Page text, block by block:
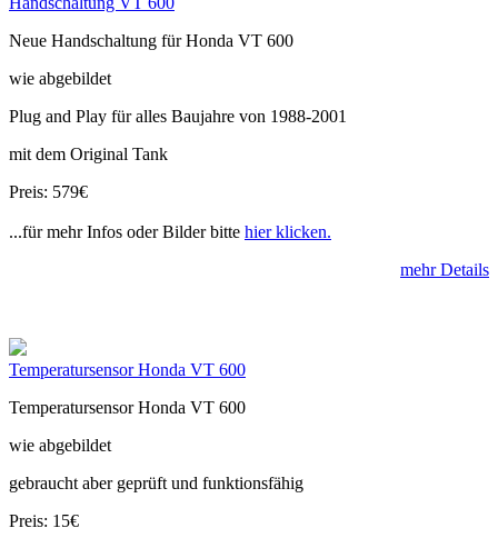
Neue Handschaltung für Honda VT 600
wie abgebildet
Plug and Play für alles Baujahre von 1988-2001
mit dem Original Tank
Preis: 579€
...für mehr Infos oder Bilder bitte hier klicken.
mehr Details
Temperatursensor Honda VT 600
Temperatursensor Honda VT 600
wie abgebildet
gebraucht aber geprüft und funktionsfähig
Preis: 15€